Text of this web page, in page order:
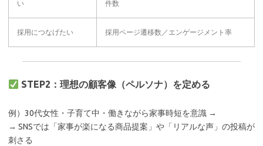
い 件数
採用につなげたい 採用ページ遷移数／エンゲージメント率
STEP2：理想の顧客像（ペルソナ）を定める
例）30代女性・子育て中・働きながら家事時短を意識 →
→ SNSでは「家事が楽になる商品提案」や「リアルな声」の投稿が
刺さる